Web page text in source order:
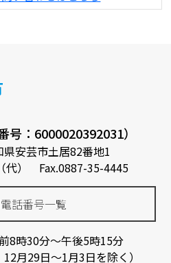
号：6000020392031）
安芸市土居82番地1
代） Fax.0887-35-4445
話番号一覧
8時30分～午後5時15分
月29日～1月3日を除く）